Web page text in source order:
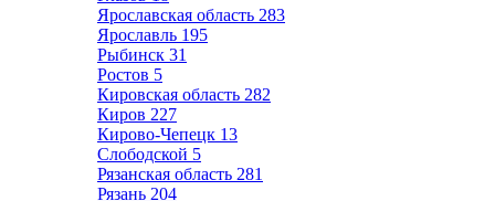
Ярославская область 283
Ярославль 195
Рыбинск 31
Ростов 5
Кировская область 282
Киров 227
Кирово-Чепецк 13
Слободской 5
Рязанская область 281
Рязань 204